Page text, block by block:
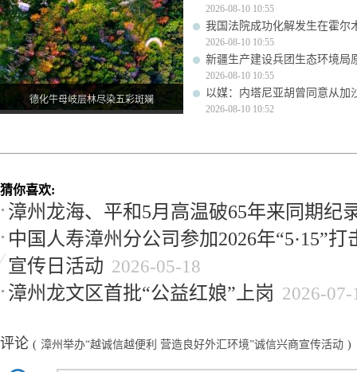
德化牛母岐层林尽染五彩斑斓
2026-08-10 10:55
我国法院成功化解发生在霍尔
2026-08-10 10:55
新疆生产建设兵团生态环境局
2026-08-10 10:55
以媒：内塔尼亚胡曾同意从加
2026-08-10 10:52
猜你喜欢:
漳州龙海、平和5月高温破65年来同期纪
中国人寿漳州分公司参加2026年“5·15”
宣传日活动 2026-05-18
漳州龙文区首批“公益红娘”上岗 2026-07-
评论 ( 漳州举办“越诚信越便利 营造良好外汇环境”诚信兴商宣传活动 )